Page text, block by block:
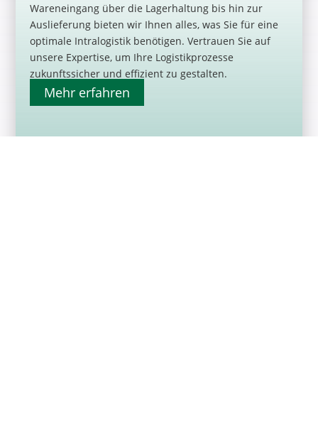
Wareneingang über die Lagerhaltung bis hin zur
Auslieferung bieten wir Ihnen alles, was Sie für eine
optimale Intralogistik benötigen. Vertrauen Sie auf
unsere Expertise, um Ihre Logistikprozesse
zukunftssicher und effizient zu gestalten.
Mehr erfahren